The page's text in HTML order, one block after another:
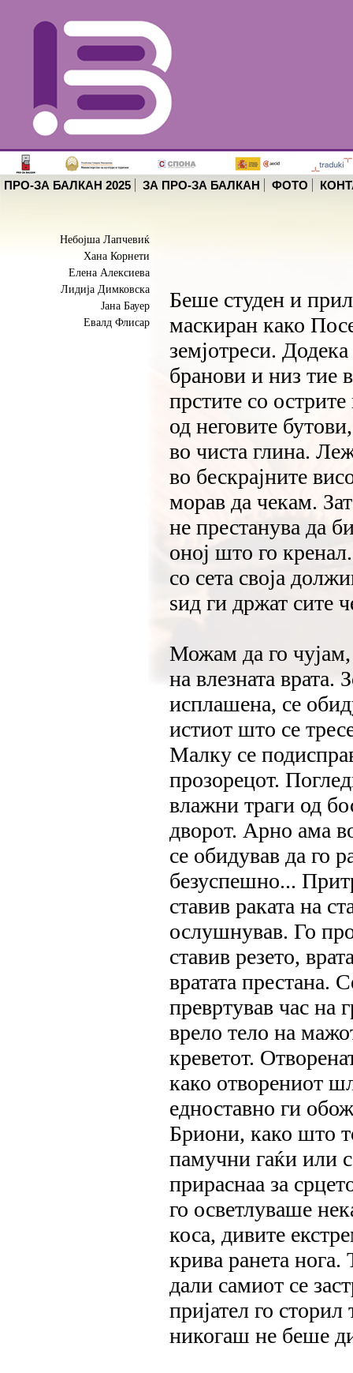
ПРО-ЗА БАЛКАН 2025 ЗА ПРО-ЗА БАЛКАН ФОТО
Небојша Лапчевиќ
Хана Корнети
Елена Алексиева
Лидија Димковска
Јана Бауер
Евалд Флисар
Беше студен и
маскиран како
земјотреси.
бранови и низ тие
прстите со
од неговите
во чиста глина.
во бескрајните
морав да чекам.
не престанува да
оној што го
со сета своја
ѕид ги држат сите
Можам да го
на влезната врата.
исплашена, се
истиот што се
Малку се
прозорецот.
влажни траги од
дворот. Арно ама
се обидував да го
безуспешно...
ставив раката на
ослушнував. Го
ставив резето,
вратата престана.
превртував час на
врело тело на
креветот.
како отворениот
едноставно ги
Бриони, како што
памучни гаќи или
прираснаа за
го осветлуваше
коса, дивите
крива ранета
дали самиот се
пријател го
никогаш не беше